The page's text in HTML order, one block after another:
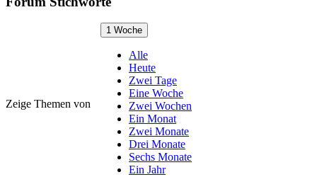
Zeige Themen von
1 Woche
Alle
Heute
Zwei Tage
Eine Woche
Zwei Wochen
Ein Monat
Zwei Monate
Drei Monate
Sechs Monate
Ein Jahr